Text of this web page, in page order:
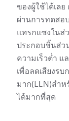
ของผู้ใช้ได้เล
ผ่านการทดสอ
แทรกแซงในส่
ประกอบชิ้นส่ว
ความเร็วต่ำ
เพื่อลดเสียงร
มาก(LLN)สำ
ได้มากที่สุด